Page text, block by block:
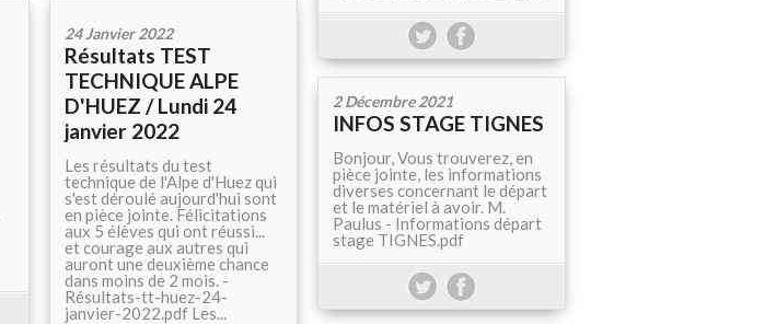
24 Janvier 2022
Résultats TEST
TECHNIQUE ALPE
D'HUEZ / Lundi 24
janvier 2022
Les résultats du test
technique de l'Alpe d'Huez qui
s'est déroulé aujourd'hui sont
en pièce jointe. Félicitations
aux 5 élèves qui ont réussi...
et courage aux autres qui
auront une deuxième chance
dans moins de 2 mois. -
Résultats-tt-huez-24-
janvier-2022.pdf Les...
2 Décembre 2021
INFOS STAGE TIGNES
Bonjour, Vous trouverez, en
pièce jointe, les informations
diverses concernant le départ
et le matériel à avoir. M.
Paulus - Informations départ
stage TIGNES.pdf